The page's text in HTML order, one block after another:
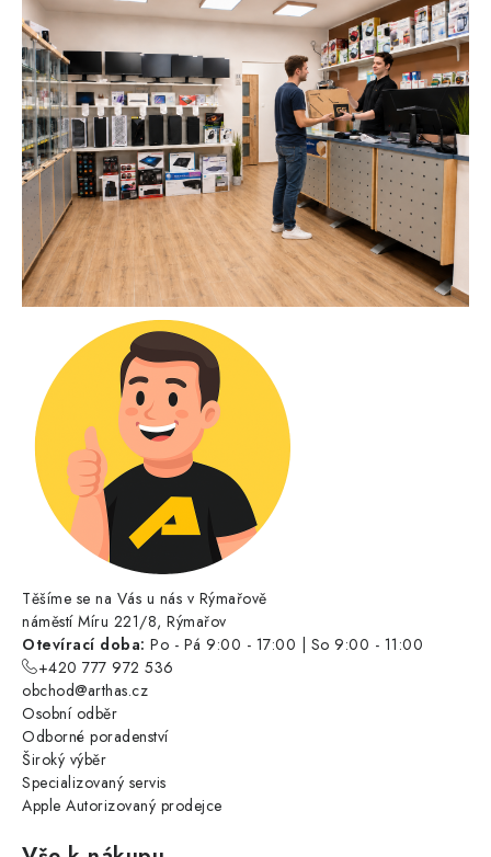
Těšíme se na Vás u nás v Rýmařově
náměstí Míru 221/8, Rýmařov
Otevírací doba: Po - Pá 9:00 - 17:00 | So 9:00 - 11:00
+420 777 972 536
obchod@arthas.cz
Osobní odběr
Odborné poradenství
Široký výběr
Specializovaný servis
Apple Autorizovaný prodejce